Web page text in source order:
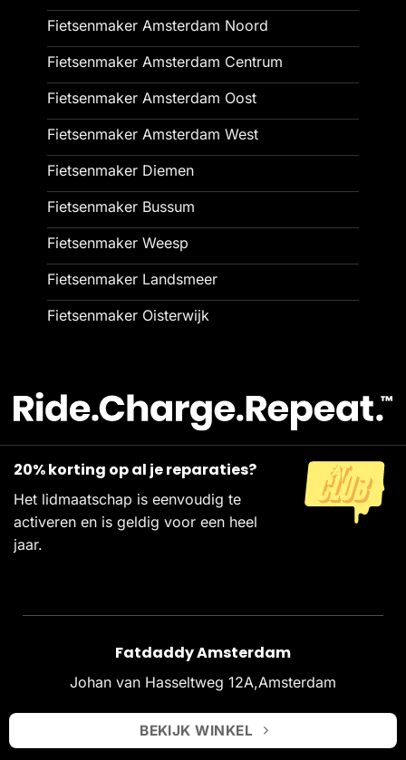
Fietsenmaker Amsterdam Noord
Fietsenmaker Amsterdam Centrum
Fietsenmaker Amsterdam Oost
Fietsenmaker Amsterdam West
Fietsenmaker Diemen
Fietsenmaker Bussum
Fietsenmaker Weesp
Fietsenmaker Landsmeer
Fietsenmaker Oisterwijk
20% korting op al je reparaties?
Het lidmaatschap is eenvoudig te
activeren en is geldig voor een heel
jaar.
Fatdaddy Amsterdam
Johan van Hasseltweg 12A,Amsterdam
BEKIJK WINKEL